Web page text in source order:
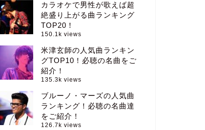
カラオケで男性が歌えば超
絶盛り上がる曲ランキング
TOP20！
150.1k views
米津玄師の人気曲ランキン
グTOP10！必聴の名曲をご
紹介！
135.3k views
ブルーノ・マーズの人気曲
ランキング！必聴の名曲達
をご紹介！
126.7k views